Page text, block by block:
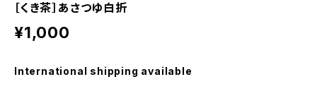
［くき茶］あさつゆ白折
¥1,000
International shipping available